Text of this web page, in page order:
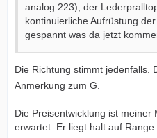
analog 223), der
kontinuierliche Aufrüstung
gespannt was da jetzt
Die Richtung stimmt jedenfalls.
Anmerkung zum G.
Die Preisentwicklung ist
erwartet. Er liegt halt auf Range